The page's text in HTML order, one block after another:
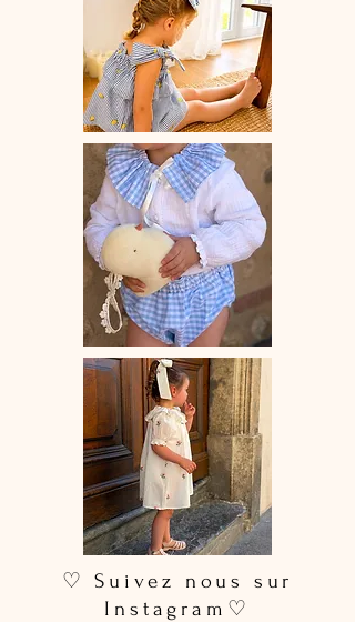
♡ Le lange petite taille( 50x50 cm)
peut également étre utilisé comme
petit foulard/chèche pour les bébés et
enfants.
♡ Le lange (100x90 cm) peut
également étre utilisé comme petit
foulard/chèche pour les adultes.
♡ Dimensions au choix : 50x50 cm
ou 100x90cm
♡Savoir-faire et fabrication 100%
française à la main.
♡ Délai de fabrication : 15 à 28 jours
ouvrés.
♡♡♡Entretien : Lavage à la main ou
en machine 30° max, couleurs
similaires. Essorage doux.Pas de
sèche-linge.
♡ Suivez nous sur
Instagram♡